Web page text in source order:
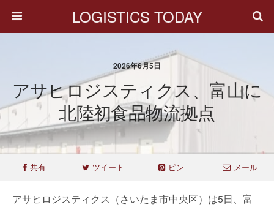
LOGISTICS TODAY
2026年6月5日
アサヒロジスティクス、富山に
北陸初食品物流拠点
共有 ツイート ピン メール
アサヒロジスティクス（さいたま市中央区）は5日、富